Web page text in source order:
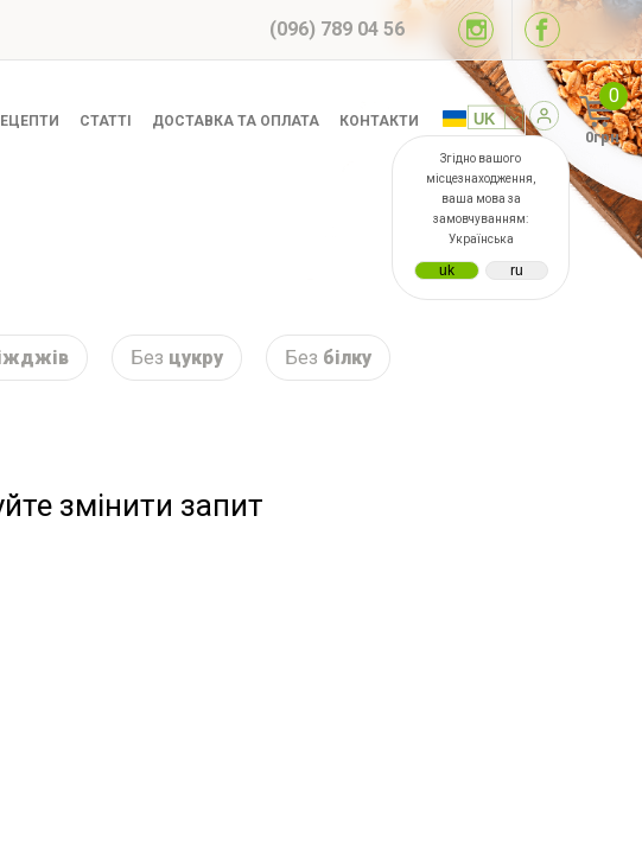
(096) 789 04 56
СТАТТІ ДОСТАВКА ТА ОПЛАТА КОНТАКТИ
Згідно вашого
місцезнаходження,
ваша мова за
замовчуванням:
Українська
0
0грн
Без цукру Без білку
змінити запит